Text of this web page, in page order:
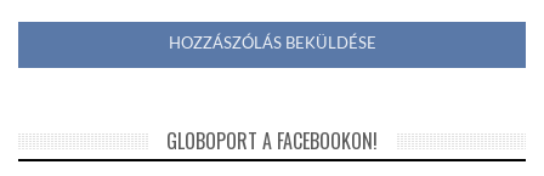
GLOBOPORT A FACEBOOKON!